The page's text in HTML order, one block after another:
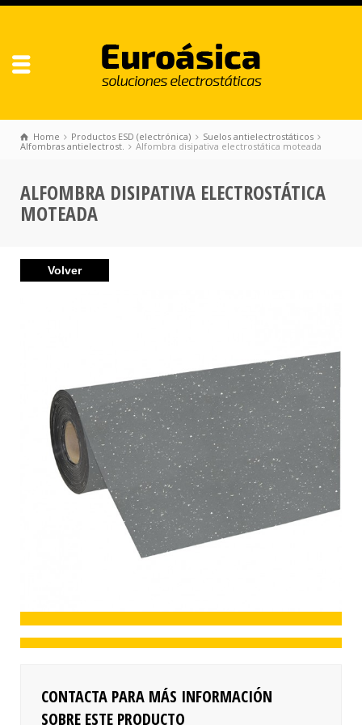
Home Productos ESD (electrónica)
Suelos antielectrostáticos
Alfombras antielectrost.
Alfombra disipativa electrostática moteada
ALFOMBRA DISIPATIVA ELECTROSTÁTICA
MOTEADA
CONTACTA PARA MÁS INFORMACIÓN
SOBRE ESTE PRODUCTO